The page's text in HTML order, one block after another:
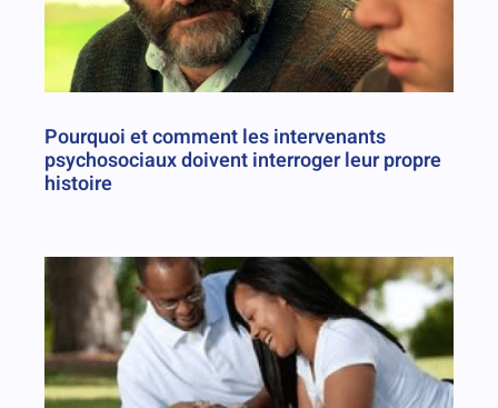
Pourquoi et comment les intervenants
psychosociaux doivent interroger leur propre
histoire